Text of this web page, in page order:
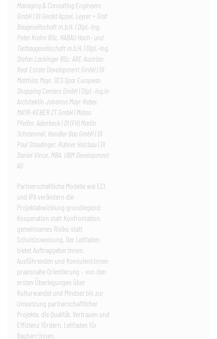
Managing & Consulting Engineers
GmbH | DI Gerald Appel, Leyrer + Graf
Baugesellschaft m.b.H. | Dipl.-Ing.
Peter Krohn BSc, HABAU Hoch- und
Tiefbaugesellschaft m.b.H. | Dipl.-Ing.
Stefan Lackinger BSc, ARE Austrian
Real Estate Development GmbH | DI
Matthias Mayr, SES Spar European
Shopping Centers GmbH | Dipl.-Ing.in
Architektin Johanna Mayr-Keber,
MAYR-KEBER ZT GmbH | Mateo
Pfeifer, Adenbeck | DI (FH) Martin
Schrammel, Handler Bau GmbH | DI
Paul Staudinger, Rubner Holzbau | DI
Daniel Vince, MBA, UBM Development
AG
Partnerschaftliche Modelle wie ECI
und IPA verändern die
Projektabwicklung grundlegend:
Kooperation statt Konfrontation,
gemeinsames Risiko statt
Schuldzuweisung. Der Leitfaden
bietet Auftraggeber:innen,
Ausführenden und Konsulent:innen
praxisnahe Orientierung – von den
ersten Überlegungen über
Kulturwandel und Mindset bis zur
Umsetzung partnerschaftlicher
Projekte, die Qualität, Vertrauen und
Effizienz fördern. Leitfaden für
Bauherr:innen.